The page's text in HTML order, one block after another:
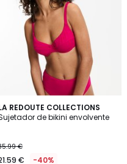
REDOUTE COLLECTIONS
de bikini envolvente
€
€ -40%
2,8
/ 5